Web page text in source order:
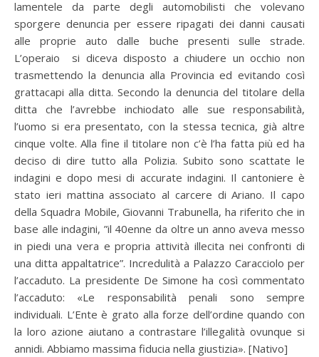
lamentele da parte degli automobilisti che volevano
sporgere denuncia per essere ripagati dei danni causati
alle proprie auto dalle buche presenti sulle strade.
L’operaio si diceva disposto a chiudere un occhio non
trasmettendo la denuncia alla Provincia ed evitando così
grattacapi alla ditta. Secondo la denuncia del titolare della
ditta che l’avrebbe inchiodato alle sue responsabilità,
l’uomo si era presentato, con la stessa tecnica, già altre
cinque volte. Alla fine il titolare non c’è l’ha fatta più ed ha
deciso di dire tutto alla Polizia. Subito sono scattate le
indagini e dopo mesi di accurate indagini. Il cantoniere è
stato ieri mattina associato al carcere di Ariano. Il capo
della Squadra Mobile, Giovanni Trabunella, ha riferito che in
base alle indagini, ”il 40enne da oltre un anno aveva messo
in piedi una vera e propria attività illecita nei confronti di
una ditta appaltatrice”. Incredulità a Palazzo Caracciolo per
l’accaduto. La presidente De Simone ha così commentato
l’accaduto: «Le responsabilità penali sono sempre
individuali. L’Ente è grato alla forze dell’ordine quando con
la loro azione aiutano a contrastare l’illegalità ovunque si
annidi. Abbiamo massima fiducia nella giustizia». [Nativo]